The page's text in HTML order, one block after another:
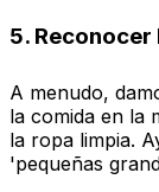
5.
A menudo,
la comida en la
la ropa limpia.
'pequeñas